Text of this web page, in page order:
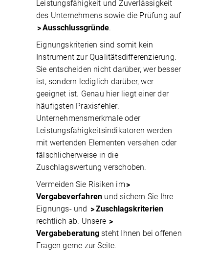
Leistungsfähigkeit und Zuverlässigkeit
des Unternehmens sowie die Prüfung auf
Ausschlussgründe.
Eignungskriterien sind somit kein
Instrument zur Qualitätsdifferenzierung.
Sie entscheiden nicht darüber, wer besser
ist, sondern lediglich darüber, wer
geeignet ist. Genau hier liegt einer der
häufigsten Praxisfehler.
Unternehmensmerkmale oder
Leistungsfähigkeitsindikatoren werden
mit wertenden Elementen versehen oder
fälschlicherweise in die
Zuschlagswertung verschoben.
Vermeiden Sie Risiken im
Vergabeverfahren und sichern Sie Ihre
Eignungs- und
Zuschlagskriterien
rechtlich ab. Unsere
Vergabeberatung steht Ihnen bei offenen
Fragen gerne zur Seite.